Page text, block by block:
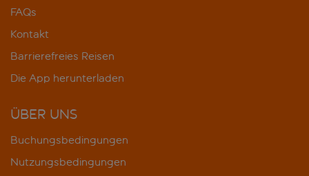
FAQs
Kontakt
Barrierefreies Reisen
Die App herunterladen
ÜBER UNS
Buchungsbedingungen
Nutzungsbedingungen